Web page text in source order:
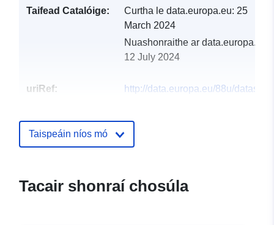
Taifead Catalóige: Curtha le data.europa.eu: 25
March 2024
Nuashonraithe ar data.europa.eu:
12 July 2024
uriRef:
http://data.europa.eu/88u/
Taispeáin níos mó
Tacair shonraí chosúla